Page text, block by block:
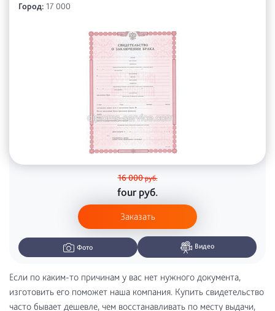
Город: 17 000
16 000руб.
fourруб.
Заказать
Фото Видео
Если по каким-то причинам у вас нет нужного документа,
изготовить его поможет наша компания. Купить свидетельство
часто бывает дешевле, чем восстанавливать по месту выдачи,